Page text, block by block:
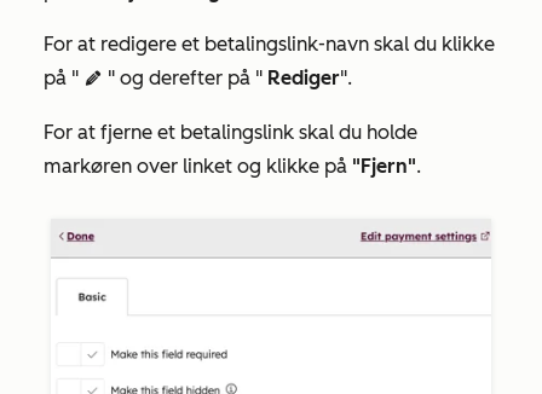
For at redigere et betalingslink-navn skal du klikke
på " edit " og derefter på " Rediger".
For at fjerne et betalingslink skal du holde
markøren over linket og klikke på "Fjern".